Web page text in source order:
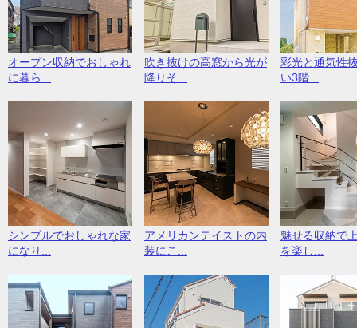
オープン収納でおしゃれ
に暮ら...
吹き抜けの高窓から光が
降りそ...
彩光と通気性
い3階...
シンプルでおしゃれな家
になり...
アメリカンテイストの内
装にこ...
魅せる収納で
を楽し...